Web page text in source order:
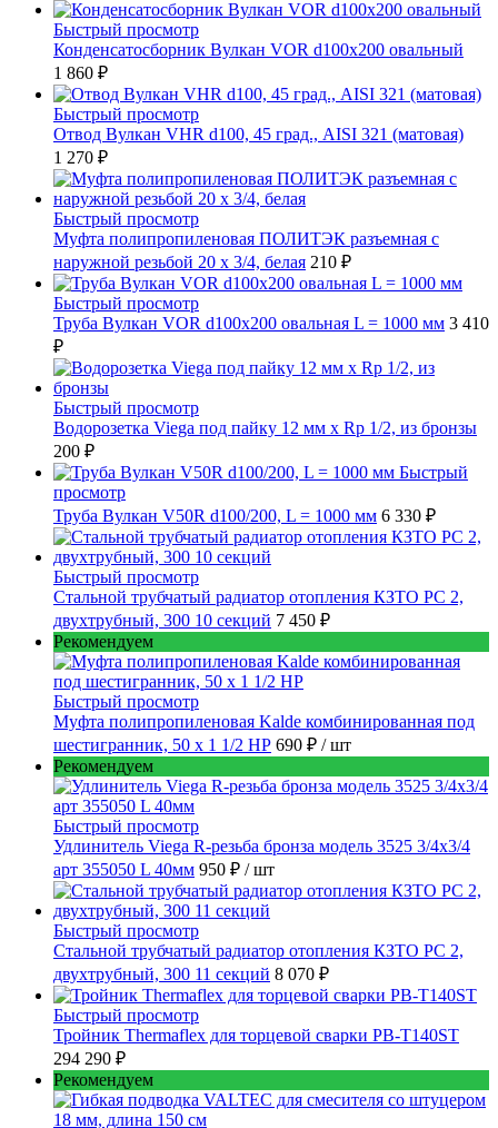
Быстрый просмотр
Конденсатосборник Вулкан VOR d100x200 овальный
1 860 ₽
Быстрый просмотр
Отвод Вулкан VHR d100, 45 град., AISI 321 (матовая)
1 270 ₽
Быстрый просмотр
Муфта полипропиленовая ПОЛИТЭК разъемная с
наружной резьбой 20 x 3/4, белая 210 ₽
Быстрый просмотр
Труба Вулкан VOR d100x200 овальная L = 1000 мм 3 410
₽
Быстрый просмотр
Водорозетка Viega под пайку 12 мм х Rp 1/2, из бронзы
200 ₽
Быстрый
просмотр
Труба Вулкан V50R d100/200, L = 1000 мм 6 330 ₽
Быстрый просмотр
Стальной трубчатый радиатор отопления КЗТО РС 2,
двухтрубный, 300 10 секций 7 450 ₽
Рекомендуем
Быстрый просмотр
Муфта полипропиленовая Kalde комбинированная под
шестигранник, 50 x 1 1/2 НР 690 ₽ / шт
Рекомендуем
Быстрый просмотр
Удлинитель Viega R-резьба бронза модель 3525 3/4x3/4
арт 355050 L 40мм 950 ₽ / шт
Быстрый просмотр
Стальной трубчатый радиатор отопления КЗТО РС 2,
двухтрубный, 300 11 секций 8 070 ₽
Быстрый просмотр
Тройник Thermaflex для торцевой сварки PB-T140ST
294 290 ₽
Рекомендуем